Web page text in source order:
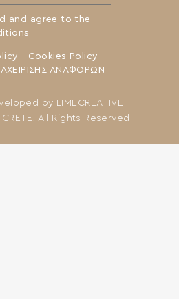
and agree to the
- Cookies Policy
ΑΝΑΦΟΡΩΝ
All Rights Reserved
by LIMECREATIVE